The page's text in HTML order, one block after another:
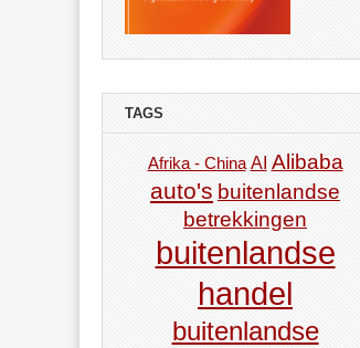
TAGS
Afrika - China AI Alibaba
auto's buitenlandse
betrekkingen
buitenlandse
handel
buitenlandse